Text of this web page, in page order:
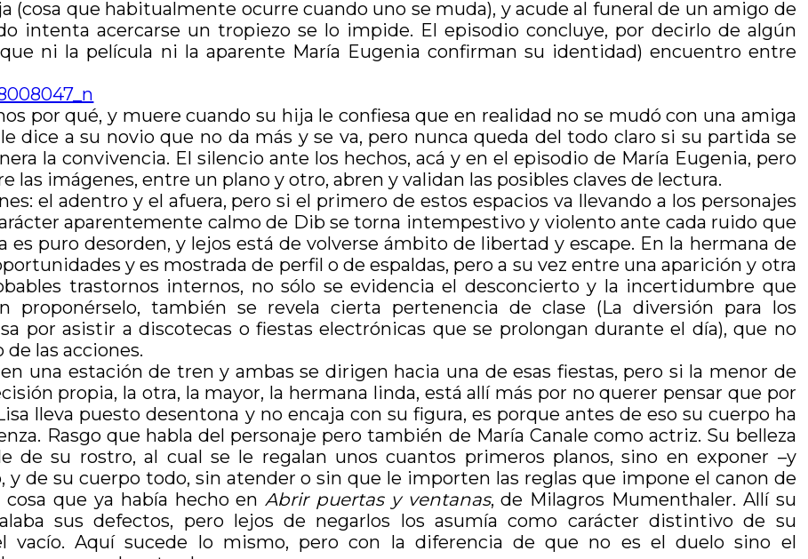
(cosa que habitualmente ocurre cuando uno se muda), y acude al funeral de un amigo de
intenta acercarse un tropiezo se lo impide. El episodio concluye, por decirlo de algún
ni la película ni la aparente María Eugenia confirman su identidad) encuentro entre
por qué, y muere cuando su hija le confiesa que en realidad no se mudó con una amiga
dice a su novio que no da más y se va, pero nunca queda del todo claro si su partida se
la convivencia. El silencio ante los hechos, acá y en el episodio de María Eugenia, pero
las imágenes, entre un plano y otro, abren y validan las posibles claves de lectura.
el adentro y el afuera, pero si el primero de estos espacios va llevando a los personajes
aparentemente calmo de Dib se torna intempestivo y violento ante cada ruido que
puro desorden, y lejos está de volverse ámbito de libertad y escape. En la hermana de
y es mostrada de perfil o de espaldas, pero a su vez entre una aparición y otra
trastornos internos, no sólo se evidencia el desconcierto y la incertidumbre que
proponérselo, también se revela cierta pertenencia de clase (La diversión para los
por asistir a discotecas o fiestas electrónicas que se prolongan durante el día), que no
las acciones.
una estación de tren y ambas se dirigen hacia una de esas fiestas, pero si la menor de
propia, la otra, la mayor, la hermana linda, está allí más por no querer pensar que por
lleva puesto desentona y no encaja con su figura, es porque antes de eso su cuerpo ha
Rasgo que habla del personaje pero también de María Canale como actriz. Su belleza
de su rostro, al cual se le regalan unos cuantos primeros planos, sino en exponer –y
de su cuerpo todo, sin atender o sin que le importen las reglas que impone el canon de
que ya había hecho enAbrir puertas y ventanas, de Milagros Mumenthaler. Allí su
sus defectos, pero lejos de negarlos los asumía como carácter distintivo de su
vacío. Aquí sucede lo mismo, pero con la diferencia de que no es el duelo sino el